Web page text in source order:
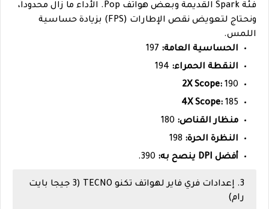
فئة Spark القديمة وبعض هواتف Pop. الأداء ما زال محدوداً،
ونحتاج لتعويض نقص الإطارات (FPS) بزيادة حساسية
اللمس.
الحساسية العامة:
النقطة الحمراء:
2X Scope: 190
4X Scope: 185
منظار القناص:
النظرة الحرة:
أفضل DPI ينصح به:
3. إعدادات فري فاير لهواتف تكنو TECNO (3 جيجا بايت
رام)